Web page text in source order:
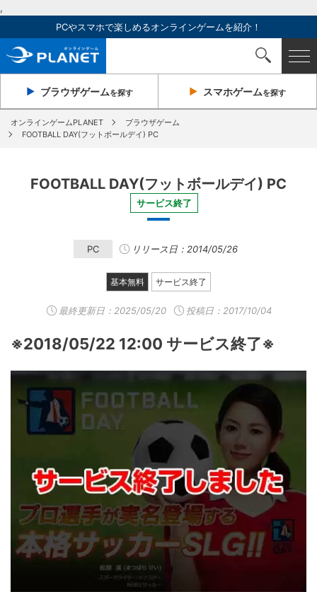
,
PCやスマホで楽しめるオンラインゲームを紹介！
ブラウザゲームを探す スマホゲームを探す
オンラインゲームPLANET
ブラウザゲーム
FOOTBALL DAY(フットボールデイ) PC
FOOTBALL DAY(フットボールデイ) PC
サービス終了
PC リリース日：2014/05/26
基本無料 サービス終了
最終更新日： 2025/05/20 投稿日：2017/10/04
※2018/05/22 12:00 サービス終了※